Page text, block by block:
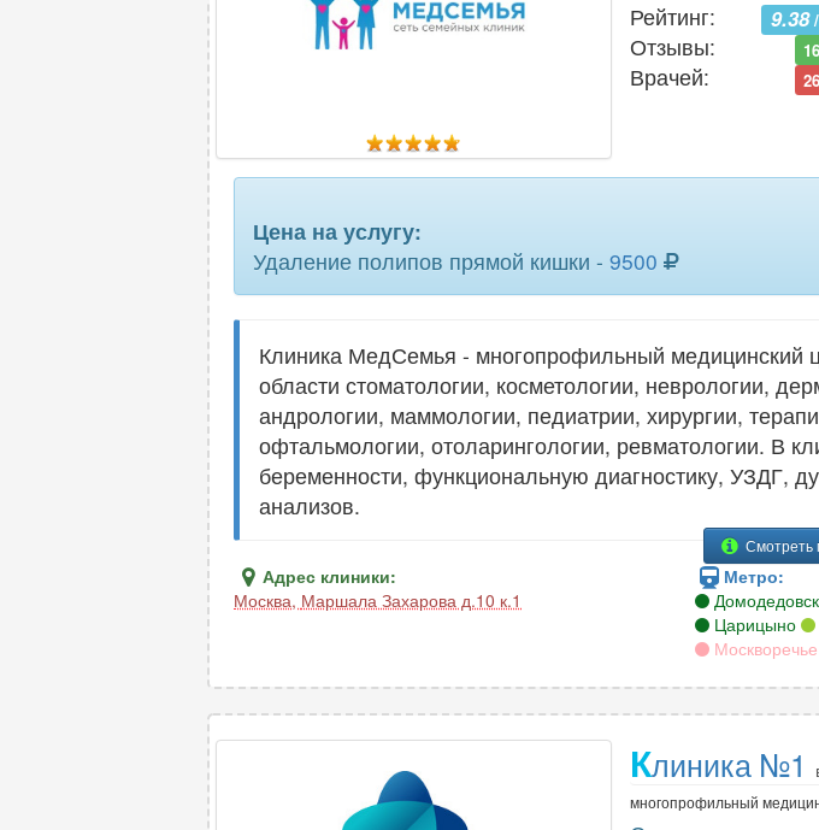
Рейтинг:
9.38/
Отзывы:
Врачей: 26
Цена на услугу:
Удаление полипов прямой кишки - 9500
Клиника МедСемья - многопрофильный медицинский
области стоматологии, косметологии, неврологии,
андрологии, маммологии, педиатрии, хирургии,
офтальмологии, отоларингологии, ревматологии. В
беременности, функциональную диагностику, УЗДГ,
анализов.
Смотреть
Адрес клиники:
Москва, Маршала Захарова д.10 к.1
Метро:
Царицыно
Москворечье
Клиника №1
многопрофильный